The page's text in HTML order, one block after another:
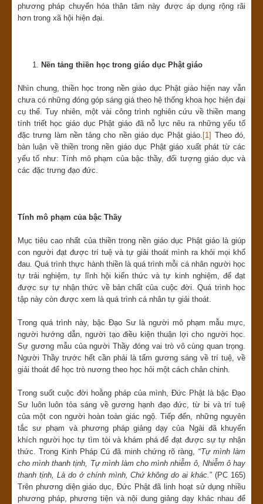
phương pháp chuyển hóa thân tâm này được áp dụng rộng rãi
hơn trong xã hội hiện đại.
Nền tảng thiền học trong giáo dục Phật giáo
Nhìn chung, thiền học trong nền giáo dục Phật giáo hiện nay vẫn
chưa có những đóng góp sáng giá theo hệ thống khoa học hiện đại
cụ thể. Tuy nhiên, một vài công trình nghiên cứu về thiền mang
tính triết học giáo dục Phật giáo đã nỗ lực nêu ra những yếu tố
đặc trưng làm nền tảng cho nền giáo dục Phật giáo. [1] Theo đó,
bàn luận về thiền trong nền giáo dục Phật giáo xuất phát từ các
yếu tố như: Tính mô phạm của bậc thầy, đối tượng giáo dục và
các đặc trưng đạo đức.
Tính mô phạm của bậc Thầy
Mục tiêu cao nhất của thiền trong nền giáo dục Phật giáo là giúp
con người đạt được trí tuệ và tự giải thoát mình ra khỏi mọi khổ
đau. Quá trình thực hành thiền là quá trình mỗi cá nhân người học
tự trải nghiệm, tự lĩnh hội kiến thức và tự kinh nghiệm, để đạt
được sự tự nhận thức về bản chất của cuộc đời. Quá trình học
tập này còn được xem là quá trình cá nhân tự giải thoát.
Trong quá trình này, bậc Đạo Sư là người mô phạm mẫu mực,
người hướng dẫn, người tạo điều kiện thuận lợi cho người học.
Sự gương mẫu của người Thầy đóng vai trò vô cùng quan trọng.
Người Thầy trước hết cần phải là tấm gương sáng về trí tuệ, về
giải thoát để học trò nương theo học hỏi một cách chân chinh.
Trong suốt cuộc đời hoằng pháp của mình, Đức Phật là bậc Đạo
Sư luôn luôn tỏa sáng về gương hạnh đạo đức, từ bi và trí tuệ
của một con người hoàn toàn giác ngộ. Tiếp đến, những nguyên
tắc sư phạm và phương pháp giảng dạy của Ngài đã khuyến
khích người học tự tìm tòi và khám phá để đạt được sự tự nhận
thức. Trong Kinh Pháp Cú đã minh chứng rõ ràng, “Tự mình làm
cho mình thanh tịnh, Tự mình làm cho mình nhiễm ô, Nhiễm ô hay
thanh tịnh, Là do ở chính mình, Chứ không do ai khác.” (PC 165)
Trên phương diện giáo dục, Đức Phật đã linh hoạt sử dụng nhiều
phương pháp, phương tiện và nội dung giảng dạy khác nhau để